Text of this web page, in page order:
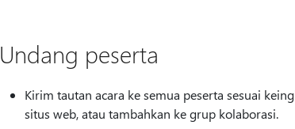
Undang peserta
Kirim tautan acara ke semua peserta sesuai
situs web, atau tambahkan ke grup kolaborasi.